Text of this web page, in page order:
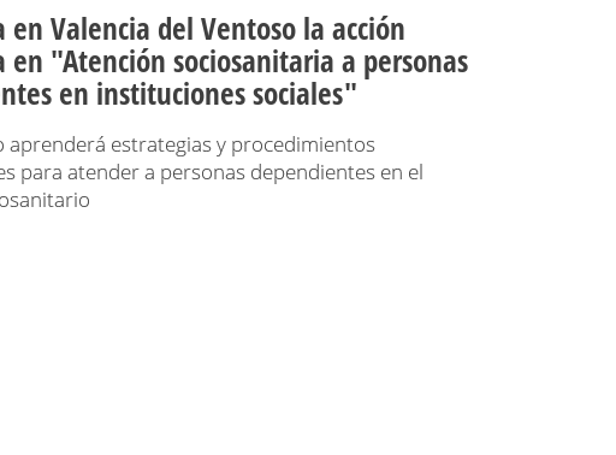
en Valencia del Ventoso la acción
"Atención sociosanitaria a personas
en instituciones sociales"
aprenderá estrategias y procedimientos
para atender a personas dependientes en el